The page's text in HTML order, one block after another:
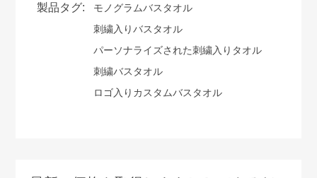
製品タグ:
モノグラムバスタオル
刺繍入りバスタオル
パーソナライズされた刺繍入りタオル
刺繍バスタオル
ロゴ入りカスタムバスタオル